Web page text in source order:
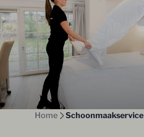
Home Schoonmaakservice